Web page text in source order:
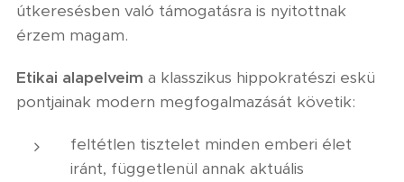
útkeresésben való támogatásra is nyitottnak
érzem magam.
Etikai alapelveim a klasszikus hippokratészi eskü
pontjainak modern megfogalmazását követik:
feltétlen tisztelet minden emberi élet
iránt, függetlenül annak aktuális